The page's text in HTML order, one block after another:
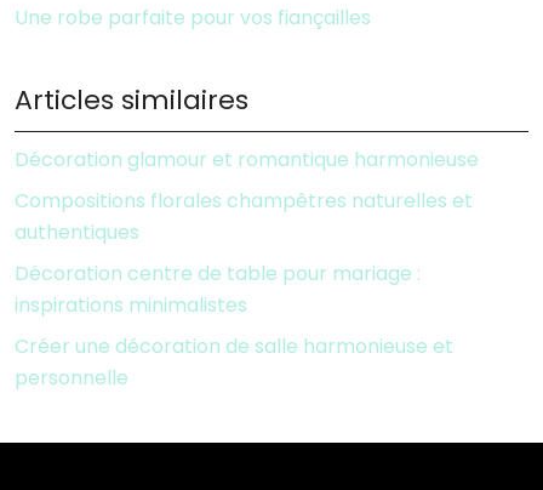
Une robe parfaite pour vos fiançailles
Articles similaires
Décoration glamour et romantique harmonieuse
Compositions florales champêtres naturelles et
authentiques
Décoration centre de table pour mariage :
inspirations minimalistes
Créer une décoration de salle harmonieuse et
personnelle